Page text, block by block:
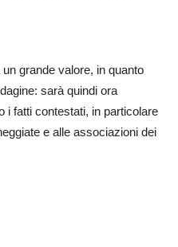
grande valore, in quanto
sarà quindi ora
i fatti contestati, in particolare
e alle associazioni dei